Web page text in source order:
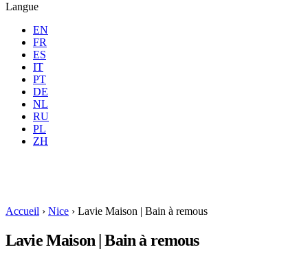
Langue
EN
FR
ES
IT
PT
DE
NL
RU
PL
ZH
Toutes
Voyageurs
Accueil › Nice › Lavie Maison | Bain à remous
Lavie Maison | Bain à remous